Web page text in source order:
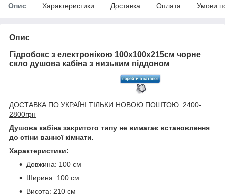
Опис Характеристики Доставка Оплата Умови
Опис
Гідробокс з електронікою 100х100х215см чорне
скло душова кабіна з низьким піддоном
ДОСТАВКА ПО УКРАЇНІ ТІЛЬКИ НОВОЮ ПОШТОЮ 2400-
2800грн
Душова кабіна закритого типу не вимагає встановлення
до стіни ванної кімнати.
Характеристики:
Довжина: 100 см
Ширина: 100 см
Висота: 210 см